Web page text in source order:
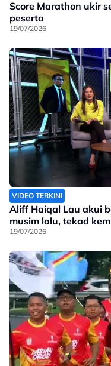
Score Marathon ukir
peserta
19/07/2026
VIDEO TERKINI
Aliff Haiqal Lau akui
musim lalu, tekad
19/07/2026